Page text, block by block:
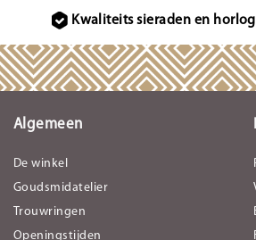
Kwaliteits sieraden en
Algemeen
De winkel
Goudsmidatelier
Trouwringen
Openingstijden